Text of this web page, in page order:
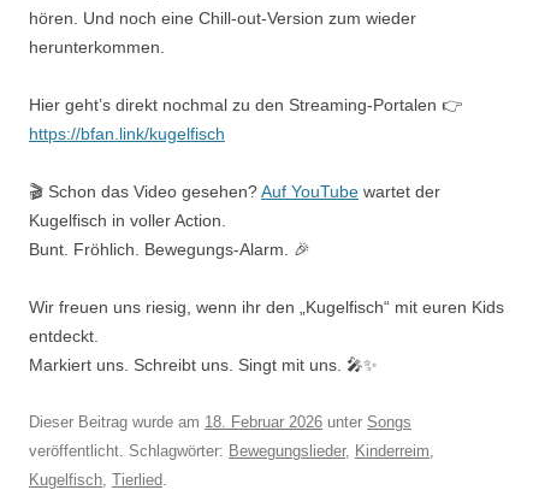
hören. Und noch eine Chill-out-Version zum wieder
herunterkommen.
Hier geht’s direkt nochmal zu den Streaming-Portalen 👉
https://bfan.link/kugelfisch
🎬 Schon das Video gesehen?Auf YouTube wartet der
Kugelfisch in voller Action.
Bunt. Fröhlich. Bewegungs-Alarm. 🎉
Wir freuen uns riesig, wenn ihr den „Kugelfisch“ mit euren Kids
entdeckt.
Markiert uns. Schreibt uns. Singt mit uns. 🎤✨
Dieser Beitrag wurde am 18. Februar 2026 unter Songs
veröffentlicht. Schlagwörter: Bewegungslieder, Kinderreim,
Kugelfisch, Tierlied.